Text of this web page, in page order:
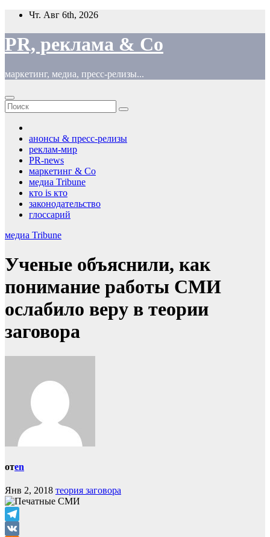
Перейти
содержимому
Чт. Авг 6th, 2026
PR, реклама & Co
маркетинг, медиа, пресс-релизы...
анонсы & пресс-релизы
реклам-мир
PR-news
маркетинг & Co
медиа Tribune
кто is кто
законодательство
глоссарий
медиа Tribune
Ученые объяснили, как
понимание работы СМИ
ослабило веру в теории
заговора
отen
Янв 2, 2018 теория заговора
Telegram